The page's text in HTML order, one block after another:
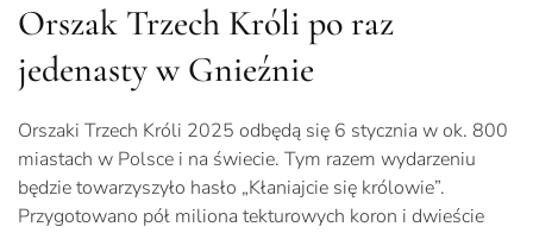
Orszak Trzech Króli po raz
jedenasty w Gnieźnie
Orszaki Trzech Króli 2025 odbędą się 6 stycznia w ok. 800
miastach w Polsce i na świecie. Tym razem wydarzeniu
będzie towarzyszyło hasło „Kłaniajcie się królowie”.
Przygotowano pół miliona tekturowych koron i dwieście